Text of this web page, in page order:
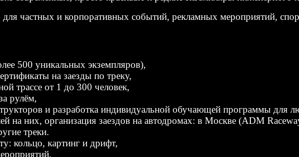
частных и корпоративных событий, рекламных мероприятий,
500 уникальных экземпляров),
на заезды по треку,
трассе от 1 до 300 человек,
рулём,
и разработка индивидуальной обучающей программы для
на них, организация заездов на автодромах: в Москве (ADM
треки.
кольцо, картинг и дрифт,